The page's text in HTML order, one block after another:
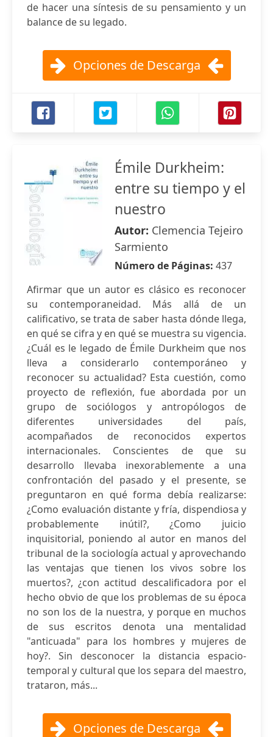
de hacer una síntesis de su pensamiento y un
balance de su legado.
Opciones de Descarga
Émile Durkheim:
entre su tiempo y el
nuestro
Autor: Clemencia Tejeiro
Sarmiento
Número de Páginas: 437
Afirmar que un autor es clásico es reconocer
su contemporaneidad. Más allá de un
calificativo, se trata de saber hasta dónde llega,
en qué se cifra y en qué se muestra su vigencia.
¿Cuál es le legado de Émile Durkheim que nos
lleva a considerarlo contemporáneo y
reconocer su actualidad? Esta cuestión, como
proyecto de reflexión, fue abordada por un
grupo de sociólogos y antropólogos de
diferentes universidades del país,
acompañados de reconocidos expertos
internacionales. Conscientes de que su
desarrollo llevaba inexorablemente a una
confrontación del pasado y el presente, se
preguntaron en qué forma debía realizarse:
¿Como evaluación distante y fría, dispendiosa y
probablemente inútil?, ¿Como juicio
inquisitorial, poniendo al autor en manos del
tribunal de la sociología actual y aprovechando
las ventajas que tienen los vivos sobre los
muertos?, ¿con actitud descalificadora por el
hecho obvio de que los problemas de su época
no son los de la nuestra, y porque en muchos
de sus escritos denota una mentalidad
"anticuada" para los hombres y mujeres de
hoy?. Sin desconocer la distancia espacio-
temporal y cultural que los separa del maestro,
trataron, más...
Opciones de Descarga